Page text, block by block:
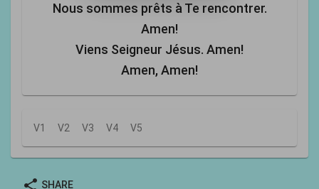
Nous sommes prêts à Te rencontrer.
Amen!
Viens Seigneur Jésus. Amen!
Amen, Amen!
V1 V2 V3 V4 V5
SHARE